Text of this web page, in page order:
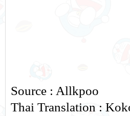
Source : Allkpoo
Thai Translation :